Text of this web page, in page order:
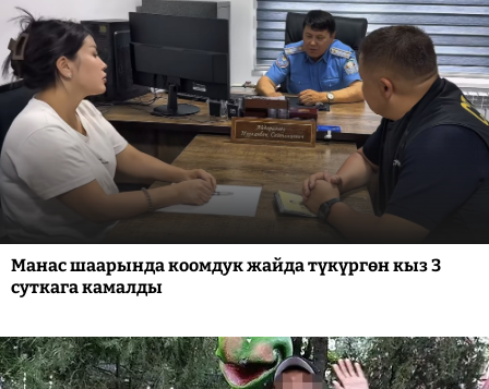
Манас шаарында коомдук жайда түкүргөн кыз 3
суткага камалды